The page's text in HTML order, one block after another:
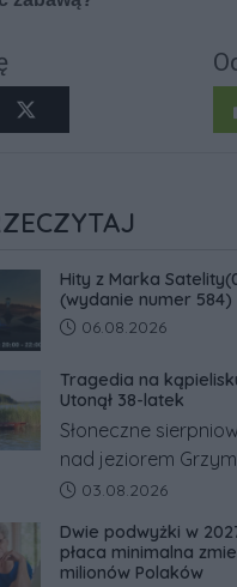
Hity z Marka
(wydanie numer 584)
Data dodania artykułu:
06.08.2026
Tragedia na
Utonął 38-latek
Słoneczne
nad jeziorem
powiecie śremskim
odwrócić nawet
działania służb
Data dodania artykułu:
03.08.2026
Dwie podwyżki w
płaca minimalna
milionów Polaków